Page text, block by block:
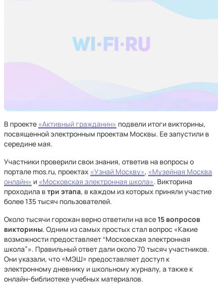
В проекте «Активный гражданин» подвели итоги викторины,
посвященной электронным проектам Москвы. Ее запустили в
середине мая.
Участники проверили свои знания, ответив на вопросы о
портале mos.ru, проектах «Узнай Москву», «Музейная Москва
онлайн» и «Московская электронная школа». Викторина
проходила в три этапа, в каждом из которых приняли участие
более 135 тысяч пользователей.
Около тысячи горожан верно ответили на все15 вопросов
викторины. Одним из самых простых стал вопрос «Какие
возможности предоставляет “Московская электронная
школа”». Правильный ответ дали около 70 тысяч участников.
Они указали, что «МЭШ» предоставляет доступ к
электронному дневнику и школьному журналу, а также к
онлайн-библиотеке учебных материалов.